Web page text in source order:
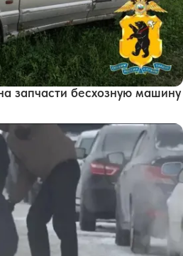
запчасти бесхозную машину